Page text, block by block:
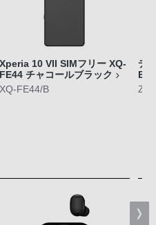
Xperia 10 VII SIMフリー XQ-
FE44 チャコールブラック
XQ-FE44/B
デ
ZV-